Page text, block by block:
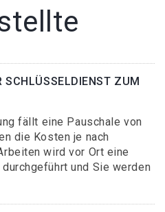
SCHLÜSSELDIENST ZUM
fällt eine Pauschale von
die Kosten je nach
wird vor Ort eine
und Sie werden